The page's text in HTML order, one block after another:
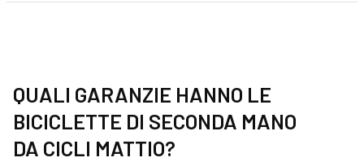
QUALI GARANZIE HANNO LE
BICICLETTE DI SECONDA MANO
DA CICLI MATTIO?